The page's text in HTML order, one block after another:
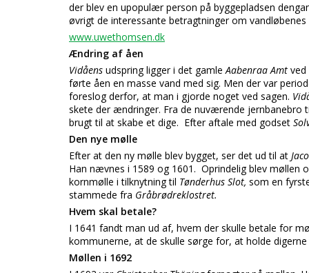
der blev en upopulær person på byggepladsen
øvrigt de interessante betragtninger om vandløbenes
www.uwethomsen.dk
Ændring af åen
Vidåens udspring ligger i det gamleAabenraa Amt
førte åen en masse vand med sig. Men der var
foreslog derfor, at man i gjorde noget ved sagen.
skete der ændringer. Fra de nuværende jernbanebro
brugt til at skabe et dige. Efter aftale med godset
Den nye mølle
Efter at den ny mølle blev bygget, ser det ud til at
Han nævnes i 1589 og 1601. Oprindelig blev møllen
kornmølle i tilknytning til Tønderhus Slot, som en
stammede fra Gråbrødreklostret.
Hvem skal betale?
I 1641 fandt man ud af, hvem der skulle betale for
kommunerne, at de skulle sørge for, at holde
Møllen i 1692